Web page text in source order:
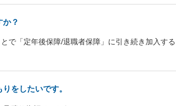
か？
で「定年後保障/退職者保障」に引き続き加入する
をしたいです。